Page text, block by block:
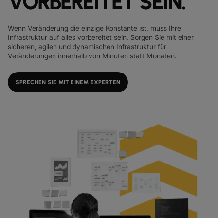
ENTDECKEN
map NETZWERK‑KARTE
docs DATENBLÄTTER
handshake UNSERE PARTNER
GLOBALE PLATTFORM
Wir vereinen Ihr digitales Ökosystem in einer sicheren, intelligenten
DIENSTLEISTUNGEN
REALE ERGEBNISSE
Intelligente Lösungen, die das Verbinden, Skalieren und Wachsen
SPRACHE & UC
SICHERHEIT
INFRASTRUKTURNETZDIENSTE
DUNKLE GLASFASER
UNSER NETZWERK PARTNER ESG UNSER TEAM
UNSER NETZWERK
RESSOURCEN
Wenn Veränderung die einzige Konstante ist, muss Ihre
Infrastruktur auf alles vorbereitet sein. Sorgen Sie mit einer
sicheren, agilen und dynamischen Infrastruktur für
Veränderungen innerhalb von Minuten statt Monaten.
SPRECHEN SIE MIT EINEM EXPERTEN